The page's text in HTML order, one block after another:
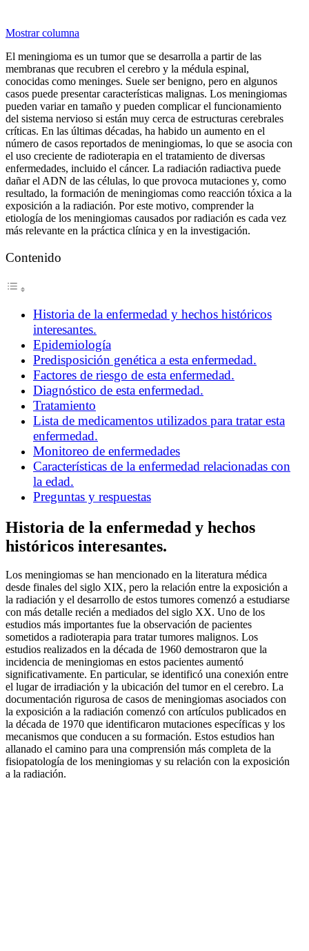
Mostrar columna
El meningioma es un tumor que se desarrolla a partir de las
membranas que recubren el cerebro y la médula espinal,
conocidas como meninges. Suele ser benigno, pero en algunos
casos puede presentar características malignas. Los meningiomas
pueden variar en tamaño y pueden complicar el funcionamiento
del sistema nervioso si están muy cerca de estructuras cerebrales
críticas. En las últimas décadas, ha habido un aumento en el
número de casos reportados de meningiomas, lo que se asocia con
el uso creciente de radioterapia en el tratamiento de diversas
enfermedades, incluido el cáncer. La radiación radiactiva puede
dañar el ADN de las células, lo que provoca mutaciones y, como
resultado, la formación de meningiomas como reacción tóxica a la
exposición a la radiación. Por este motivo, comprender la
etiología de los meningiomas causados por radiación es cada vez
más relevante en la práctica clínica y en la investigación.
Contenido
Historia de la enfermedad y hechos históricos
interesantes.
Epidemiología
Predisposición genética a esta enfermedad.
Factores de riesgo de esta enfermedad.
Diagnóstico de esta enfermedad.
Tratamiento
Lista de medicamentos utilizados para tratar esta
enfermedad.
Monitoreo de enfermedades
Características de la enfermedad relacionadas con
la edad.
Preguntas y respuestas
Historia de la enfermedad y hechos
históricos interesantes.
Los meningiomas se han mencionado en la literatura médica
desde finales del siglo XIX, pero la relación entre la exposición a
la radiación y el desarrollo de estos tumores comenzó a estudiarse
con más detalle recién a mediados del siglo XX. Uno de los
estudios más importantes fue la observación de pacientes
sometidos a radioterapia para tratar tumores malignos. Los
estudios realizados en la década de 1960 demostraron que la
incidencia de meningiomas en estos pacientes aumentó
significativamente. En particular, se identificó una conexión entre
el lugar de irradiación y la ubicación del tumor en el cerebro. La
documentación rigurosa de casos de meningiomas asociados con
la exposición a la radiación comenzó con artículos publicados en
la década de 1970 que identificaron mutaciones específicas y los
mecanismos que conducen a su formación. Estos estudios han
allanado el camino para una comprensión más completa de la
fisiopatología de los meningiomas y su relación con la exposición
a la radiación.